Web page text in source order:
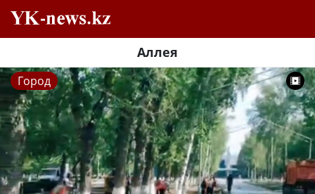
Аллея
Город